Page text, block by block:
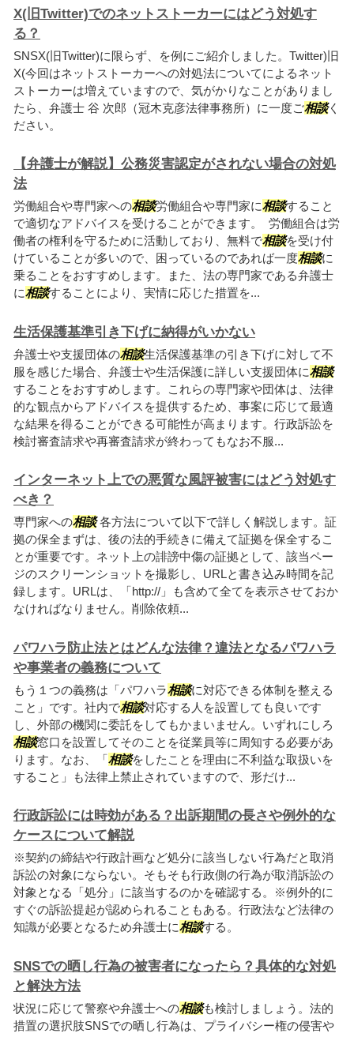
X(旧Twitter)でのネットストーカーにはどう対処す
る？
SNSX(旧Twitter)に限らず、を例にご紹介しました。Twitter)旧
X(今回はネットストーカーへの対処法についてによるネット
ストーカーは増えていますので、気がかりなことがありまし
たら、弁護士 谷 次郎（冠木克彦法律事務所）に一度ご相談く
ださい。
【弁護士が解説】公務災害認定がされない場合の対処
法
労働組合や専門家への相談労働組合や専門家に相談すること
で適切なアドバイスを受けることができます。 労働組合は労
働者の権利を守るために活動しており、無料で相談を受け付
けていることが多いので、困っているのであれば一度相談に
乗ることをおすすめします。また、法の専門家である弁護士
に相談することにより、実情に応じた措置を...
生活保護基準引き下げに納得がいかない
弁護士や支援団体の相談生活保護基準の引き下げに対して不
服を感じた場合、弁護士や生活保護に詳しい支援団体に相談
することをおすすめします。これらの専門家や団体は、法律
的な観点からアドバイスを提供するため、事案に応じて最適
な結果を得ることができる可能性が高まります。行政訴訟を
検討審査請求や再審査請求が終わってもなお不服...
インターネット上での悪質な風評被害にはどう対処す
べき？
専門家への相談各方法について以下で詳しく解説します。証
拠の保全まずは、後の法的手続きに備えて証拠を保全するこ
とが重要です。ネット上の誹謗中傷の証拠として、該当ペー
ジのスクリーンショットを撮影し、URLと書き込み時間を記
録します。URLは、「http://」も含めて全てを表示させておか
なければなりません。削除依頼...
パワハラ防止法とはどんな法律？違法となるパワハラ
や事業者の義務について
もう１つの義務は「パワハラ相談に対応できる体制を整える
こと」です。社内で相談対応する人を設置しても良いです
し、外部の機関に委託をしてもかまいません。いずれにしろ
相談窓口を設置してそのことを従業員等に周知する必要があ
ります。なお、「相談をしたことを理由に不利益な取扱いを
すること」も法律上禁止されていますので、形だけ...
行政訴訟には時効がある？出訴期間の長さや例外的な
ケースについて解説
※契約の締結や行政計画など処分に該当しない行為だと取消
訴訟の対象にならない。そもそも行政側の行為が取消訴訟の
対象となる「処分」に該当するのかを確認する。※例外的に
すぐの訴訟提起が認められることもある。行政法など法律の
知識が必要となるため弁護士に相談する。
SNSでの晒し行為の被害者になったら？具体的な対処
と解決方法
状況に応じて警察や弁護士への相談も検討しましょう。法的
措置の選択肢SNSでの晒し行為は、プライバシー権の侵害や